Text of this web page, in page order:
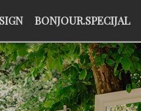
BONJOUR.SPECIJAL